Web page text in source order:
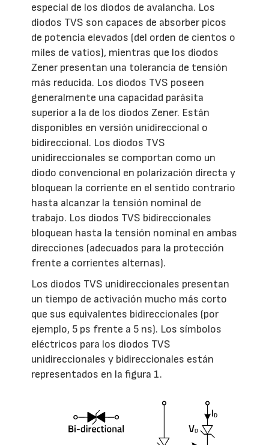
especial de los diodos de avalancha. Los
diodos TVS son capaces de absorber picos
de potencia elevados (del orden de cientos o
miles de vatios), mientras que los diodos
Zener presentan una tolerancia de tensión
más reducida. Los diodos TVS poseen
generalmente una capacidad parásita
superior a la de los diodos Zener. Están
disponibles en versión unidireccional o
bidireccional. Los diodos TVS
unidireccionales se comportan como un
diodo convencional en polarización directa y
bloquean la corriente en el sentido contrario
hasta alcanzar la tensión nominal de
trabajo. Los diodos TVS bidireccionales
bloquean hasta la tensión nominal en ambas
direcciones (adecuados para la protección
frente a corrientes alternas).
Los diodos TVS unidireccionales presentan
un tiempo de activación mucho más corto
que sus equivalentes bidireccionales (por
ejemplo, 5 ps frente a 5 ns). Los símbolos
eléctricos para los diodos TVS
unidireccionales y bidireccionales están
representados en la figura 1.